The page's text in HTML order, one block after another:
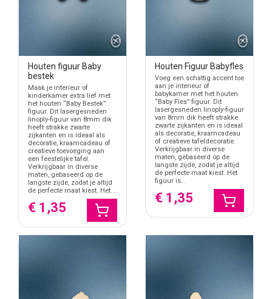
Houten figuur Baby
bestek
Maak je interieur of
kinderkamer extra lief met
het houten “Baby Bestek”
figuur. Dit lasergesneden
linoply-figuur van 8mm dik
heeft strakke zwarte
zijkanten en is ideaal als
decoratie, kraamcadeau of
creatieve toevoeging aan
een feestelijke tafel.
Verkrijgbaar in diverse
maten, gebaseerd op de
langste zijde, zodat je altijd
de perfecte maat kiest. Het...
€ 1,35
Houten Figuur Babyfles
Voeg een schattig accent toe
aan je interieur of
babykamer met het houten
“Baby Fles” figuur. Dit
lasergesneden linoply-figuur
van 8mm dik heeft strakke
zwarte zijkanten en is ideaal
als decoratie, kraamcadeau
of creatieve tafeldecoratie.
Verkrijgbaar in diverse
maten, gebaseerd op de
langste zijde, zodat je altijd
de perfecte maat kiest. Het
figuur is...
€ 1,35